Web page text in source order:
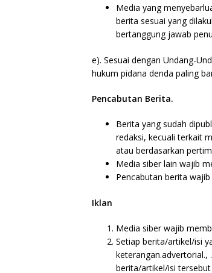
Media yang
berita sesuai yang
bertanggung jawab
e). Sesuai dengan Undang-
hukum pidana denda paling
Pencabutan Berita.
Berita yang sudah
redaksi, kecuali terkait
atau berdasarkan
Media siber lain wajib
Pencabutan berita
Iklan
Media siber wajib
Setiap berita/artikel/isi
keterangan.advertorial.,
berita/artikel/isi tersebut